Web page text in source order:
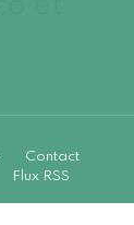
Contact
Flux RSS